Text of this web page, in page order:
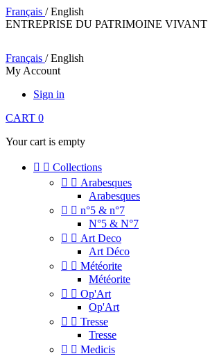
Français / English
ENTREPRISE DU PATRIMOINE VIVANT
Français / English
My Account
Sign in
CART 0
Your cart is empty
  Collections
  Arabesques
Arabesques
  n°5 & n°7
N°5 & N°7
  Art Deco
Art Déco
  Météorite
Météorite
  Op'Art
Op'Art
  Tresse
Tresse
  Medicis